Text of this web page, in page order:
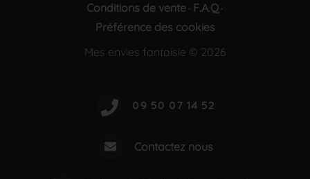
Conditions de vente · F.A.Q ·
Préférence des cookies
Mes envies fantaisie © 2026
Contactez nous